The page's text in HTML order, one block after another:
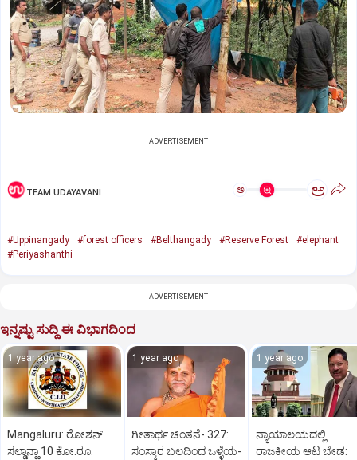
ADVERTISEMENT
TEAM UDAYAVANI ಅ ಅ
#Uppinangady #forest officers #Belthangady #Reserve Forest
#elephant
#Periyashanthi
ADVERTISEMENT
ಇನ್ನಷ್ಟು ಸುದ್ದಿ ಈ ವಿಭಾಗದಿಂದ
1 year ago
Mangaluru: ರೋಶನ್‌
ಸಲ್ಡಾನ್ಹಾ 10 ಕೋ.ರೂ.
1 year ago
ಗೀತಾರ್ಥ ಚಿಂತನೆ- 327:
ಸಂಸ್ಕಾರ ಬಲದಿಂದ ಒಳ್ಳೆಯ-
1 year ago
ನ್ಯಾಯಾಲಯದಲ್ಲಿ
ರಾಜಕೀಯ ಆಟ ಬೇಡ: